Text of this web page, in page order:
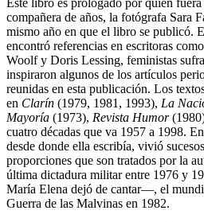
compañera de años, la fotógrafa Sara
mismo año en que el libro se publicó.
encontró referencias en escritoras
Woolf y Doris Lessing, feministas
inspiraron algunos de los artículos
reunidas en esta publicación. Los
en Clarín (1979, 1981, 1993), La
Mayoría (1973), Revista Humor
cuatro décadas que va 1957 a 1998.
desde donde ella escribía, vivió
proporciones que son tratados por la
última dictadura militar entre 1976 y
María Elena dejó de cantar—, el
Guerra de las Malvinas en 1982.